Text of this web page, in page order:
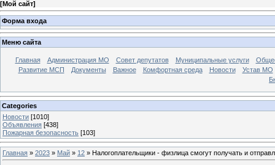
[Мой сайт]
Форма входа
Меню сайта
Главная Администрация МО Совет депутатов Муниципальные услуги
Развитие МСП
Документы Важное Комфортная среда Новости
Устав МО
Categories
Новости [1010]
Объявления [438]
Пожарная безопасность [103]
Главная » 2023 » Май » 12 » Налогоплательщики - физлица смогут получать и